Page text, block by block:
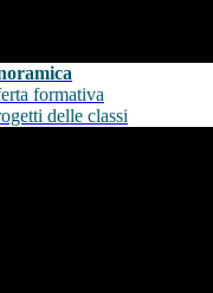
formativa
delle classi